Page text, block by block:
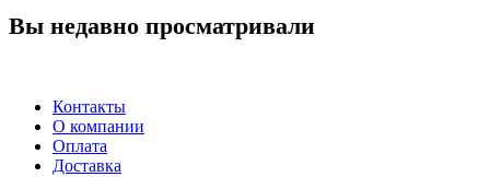
Вы недавно просматривали
Контакты
О компании
Оплата
Доставка